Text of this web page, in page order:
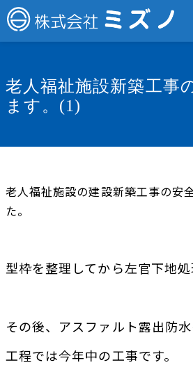
老人福祉施設新築工事
ます。(1)
老人福祉施設の建設新築工事の安
た。
型枠を整理してから左官下地処
その後、アスファルト露出防水
工程では今年中の工事です。